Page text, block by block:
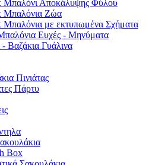
Μπαλόνι Αποκάλυψης Φύλου
Μπαλόνια Ζώα
Μπαλόνια με εκτυπωμένα Σχήματα
Ευχές - Μηνύματα
Βαζάκια Γυάλινα
Πινιάτας
Πάρτυ
Box